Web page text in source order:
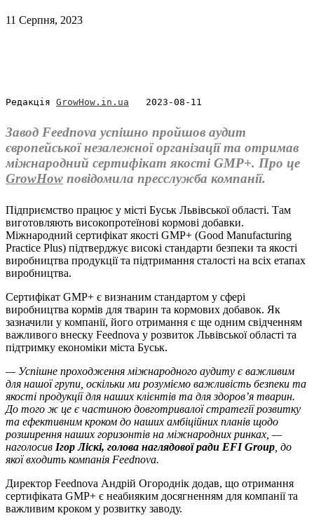
11 Серпня, 2023
Редакція GrowHow.in.ua 2023-08-11
Завод Feednova успішно пройшов аудит
європейської незалежної організації та отримав
міжнародний сертифікат якості GMP+. Про це
GrowHow повідомила пресслужба компанії.
Підприємство працює у місті Буськ Львівської області. Там
виготовляють високопротеїнові кормові добавки.
Міжнародний сертифікат якості GMP+ (Good Manufacturing
Practice Plus) підтверджує високі стандарти безпеки та якості
виробництва продукції та підтримання сталості на всіх етапах
виробництва.
Сертифікат GMP+ є визнаним стандартом у сфері
виробництва кормів для тварин та кормових добавок. Як
зазначили у компанії, його отримання є ще одним свідченням
важливого внеску Feednova у розвиток Львівської області та
підтримку економіки міста Буськ.
— Успішне проходження міжнародного аудиту є важливим
для нашої групи, оскільки ми розуміємо важливість безпеки та
якості продукції для наших клієнтів та для здоров’я тварин.
До того ж це є частиною довготривалої стратегії розвитку
та ефективним кроком до наших амбіційних планів щодо
розширення наших горизонтів на міжнародних ринках, —
наголосив Ігор Ліскі, голова наглядової ради EFI Group , до
якої входить компанія Feednova.
Директор Feednova Андрій Огороднік додав, що отримання
сертифіката GMP+ є неабияким досягненням для компанії та
важливим кроком у розвитку заводу.